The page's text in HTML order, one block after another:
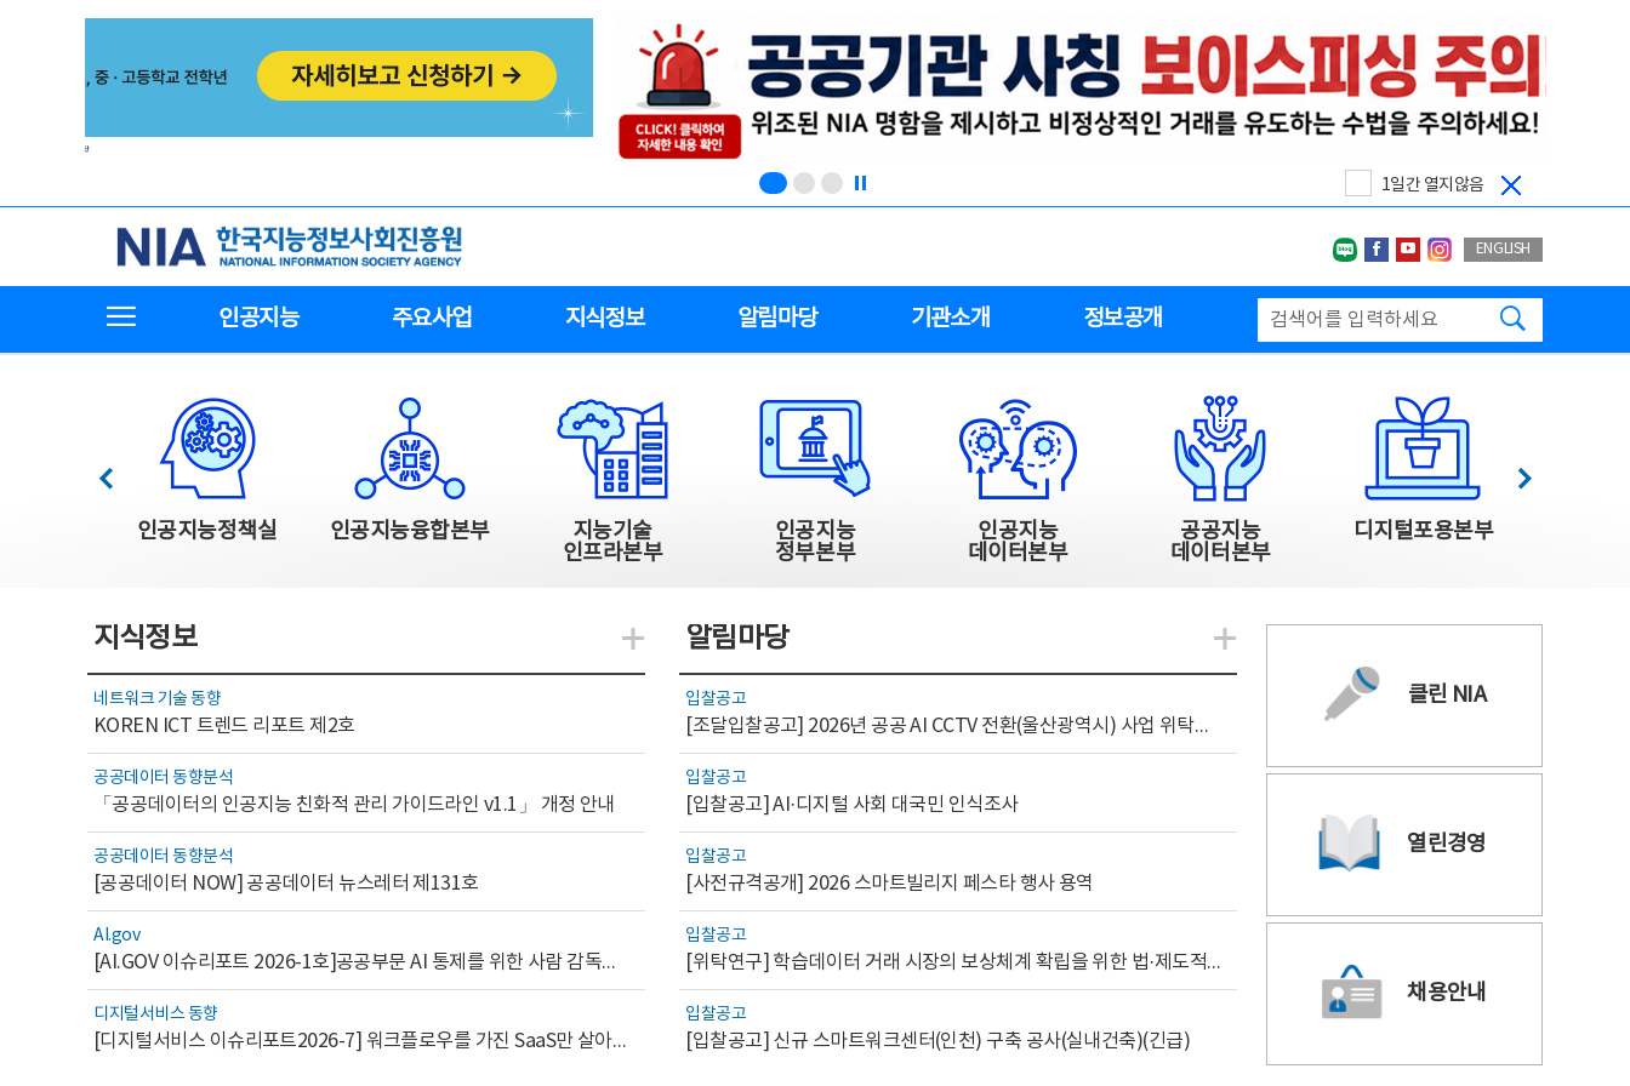
1일간 열지않음
한국지능정보사회진흥원
네이버블로그
페이스북
유투브인스타그랩
ENGLISH
인공지능 주요사업 지식정보 알림마당 기관소개 정보공개
한국지능정보사회진흥원 주요사업
인공지능정책실 인공지능융합본부
지능기술
인프라본부
인공지능
정부본부
인공지능
데이터본부
공공지능
데이터본부
디지털포용본부
이전 다음
지식정보
네트워크 기술 동향
KOREN ICT 트렌드 리포트 제2호
공공데이터 동향분석
「공공데이터의 인공지능 친화적 관리 가이드라인 v1.1」 개정 안내
공공데이터 동향분석
[공공데이터 NOW] 공공데이터 뉴스레터 제131호
AI.gov
[AI.GOV 이슈리포트 2026-1호]공공부문 AI 통제를 위한 사람 감독의 해외 사례 분석 및 시사점
디지털서비스 동향
[디지털서비스 이슈리포트2026-7] 워크플로우를 가진 SaaS만 살아남는다
지식관련 더보기
알림마당
입찰공고
[조달입찰공고] 2026년 공공 AI CCTV 전환(울산광역시) 사업 위탁감리
입찰공고
[입찰공고] AI·디지털 사회 대국민 인식조사
입찰공고
[사전규격공개] 2026 스마트빌리지 페스타 행사 용역
입찰공고
[위탁연구] 학습데이터 거래 시장의 보상체계 확립을 위한 법·제도적 검토 방안 연구
입찰공고
[입찰공고] 신규 스마트워크센터(인천) 구축 공사(실내건축)(긴급)
알림관련 더보기
클린 NIA
열린경영
채용안내